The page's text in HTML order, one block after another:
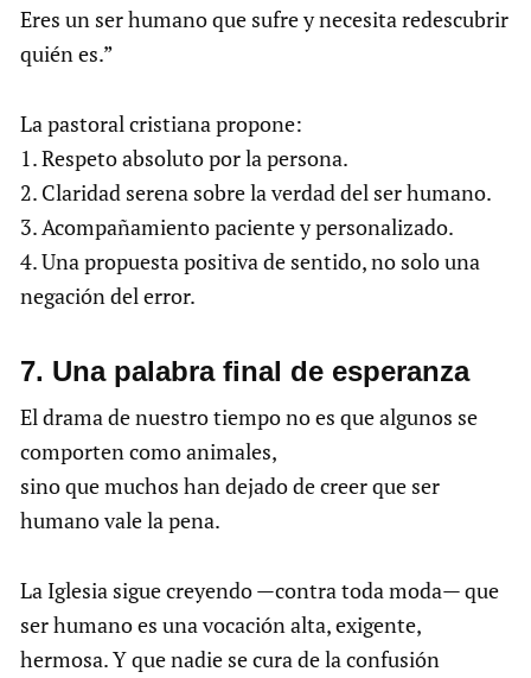
Eres un ser humano que sufre y necesita redescubrir
quién es.”
La pastoral cristiana propone:
1. Respeto absoluto por la persona.
2. Claridad serena sobre la verdad del ser humano.
3. Acompañamiento paciente y personalizado.
4. Una propuesta positiva de sentido, no solo una
negación del error.
7.⁠ ⁠Una palabra final de esperanza
El drama de nuestro tiempo no es que algunos se
comporten como animales,
sino que muchos han dejado de creer que ser
humano vale la pena.
La Iglesia sigue creyendo —contra toda moda— que
ser humano es una vocación alta, exigente,
hermosa. Y que nadie se cura de la confusión